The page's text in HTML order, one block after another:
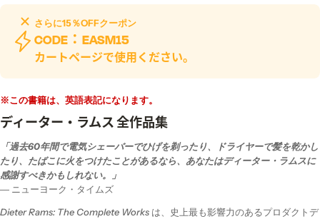
さらに15％OFFクーポン
CODE： EASM15
カートページで使用ください。
※この書籍は、英語表記になります。
ディーター・ラムス 全作品集
「過去60年間で電気シェーバーでひげを剃ったり、ドライヤーで髪を乾かし
たり、たばこに火をつけたことがあるなら、あなたはディーター・ラムスに
感謝すべきかもしれない。」
― ニューヨーク・タイムズ
Dieter Rams: The Complete Works は、史上最も影響力のあるプロダクトデ